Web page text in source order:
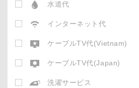
水道代
インターネット代
ケーブルTV代(Vietnam)
ケーブルTV代(Japan)
洗濯サービス